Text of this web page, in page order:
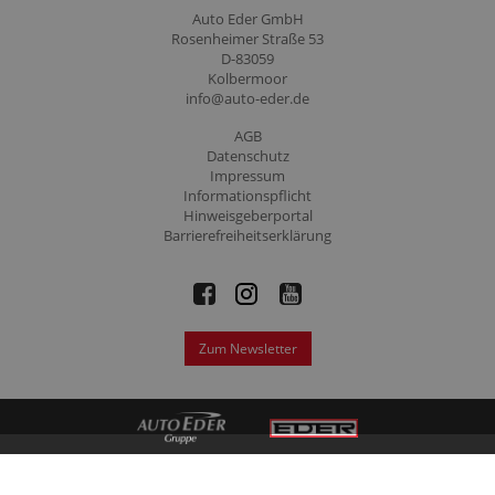
Auto Eder GmbH
Rosenheimer Straße 53
D-83059
Kolbermoor
info@auto-eder.de
AGB
Datenschutz
Impressum
Informationspflicht
Hinweisgeberportal
Barrierefreiheitserklärung
Zum Newsletter